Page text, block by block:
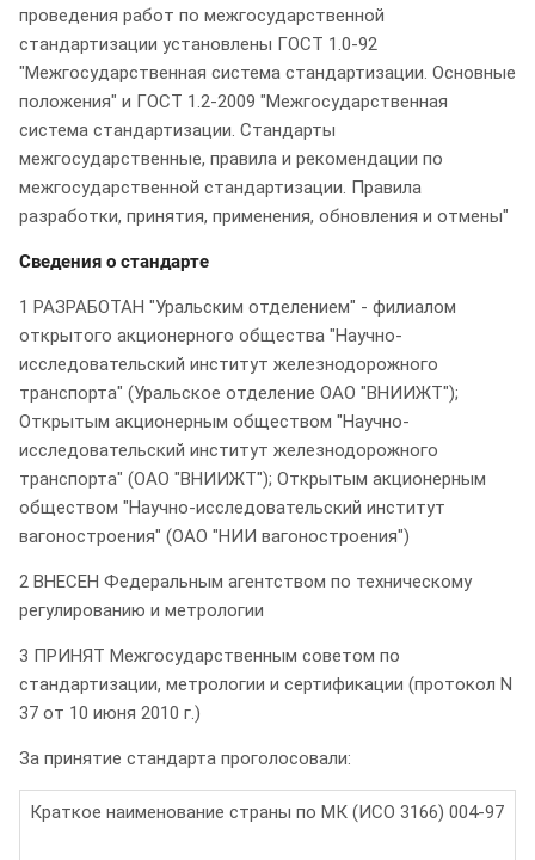
проведения работ по межгосударственной
стандартизации установлены ГОСТ 1.0-92
"Межгосударственная система стандартизации. Основные
положения" и ГОСТ 1.2-2009 "Межгосударственная
система стандартизации. Стандарты
межгосударственные, правила и рекомендации по
межгосударственной стандартизации. Правила
разработки, принятия, применения, обновления и отмены"
Сведения о стандарте
1 РАЗРАБОТАН "Уральским отделением" - филиалом
открытого акционерного общества "Научно-
исследовательский институт железнодорожного
транспорта" (Уральское отделение ОАО "ВНИИЖТ");
Открытым акционерным обществом "Научно-
исследовательский институт железнодорожного
транспорта" (ОАО "ВНИИЖТ"); Открытым акционерным
обществом "Научно-исследовательский институт
вагоностроения" (ОАО "НИИ вагоностроения")
2 ВНЕСЕН Федеральным агентством по техническому
регулированию и метрологии
3 ПРИНЯТ Межгосударственным советом по
стандартизации, метрологии и сертификации (протокол N
37 от 10 июня 2010 г.)
За принятие стандарта проголосовали:
Краткое наименование страны по МК (ИСО 3166) 004-97